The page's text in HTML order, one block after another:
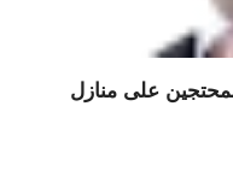
على منازل